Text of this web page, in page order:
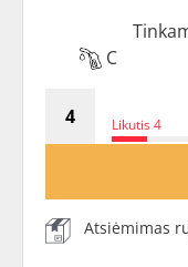
C
Likutis 4
Atsiėmimas